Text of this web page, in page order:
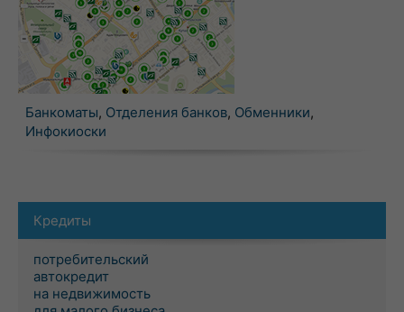
Банкоматы, Отделения банков, Обменники,
Инфокиоски
Кредиты
потребительский
автокредит
на недвижимость